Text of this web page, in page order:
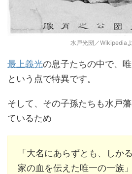
水戸光圀／Wikipedia
最上義光の息子たちの中で、
という点で特異です。
そして、その子孫たちも水戸
ているため
「大名にあらずとも、しか
家の血を伝えた唯一の一族」